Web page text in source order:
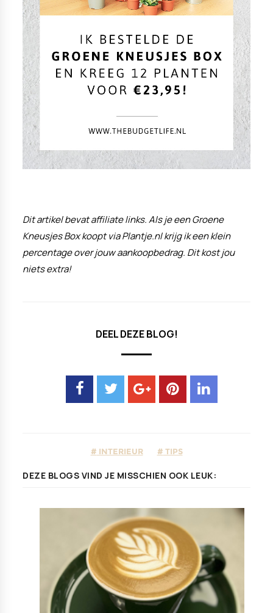
Dit artikel bevat affiliate links. Als je een Groene
Kneusjes Box koopt via Plantje.nl krijg ik een klein
percentage over jouw aankoopbedrag. Dit kost jou
niets extra!
DEEL DEZE BLOG!
INTERIEUR TIPS
DEZE BLOGS VIND JE MISSCHIEN OOK LEUK: